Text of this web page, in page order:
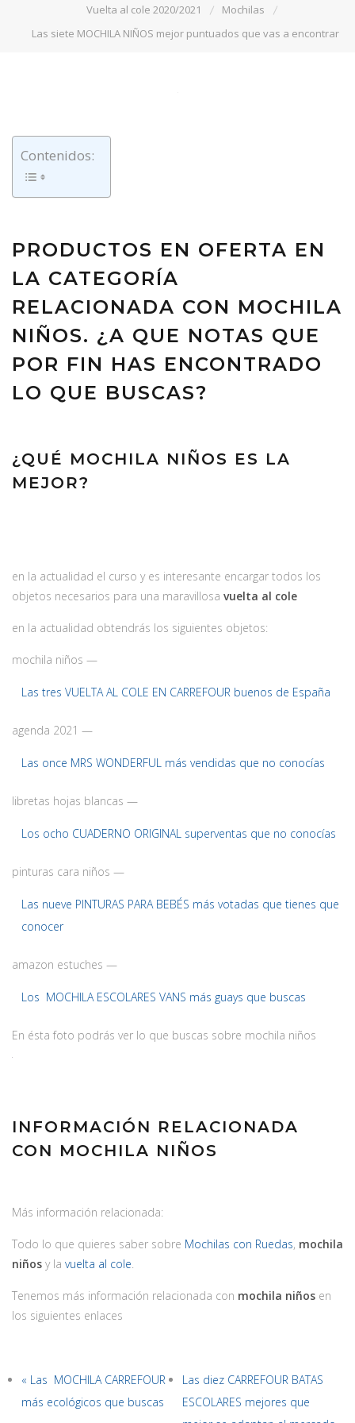
Vuelta al cole 2020/2021
Mochilas
Las siete MOCHILA NIÑOS mejor puntuados que vas a encontrar
Contenidos:
PRODUCTOS EN OFERTA EN
LA CATEGORÍA
RELACIONADA CON MOCHILA
NIÑOS. ¿A QUE NOTAS QUE
POR FIN HAS ENCONTRADO
LO QUE BUSCAS?
¿QUÉ MOCHILA NIÑOS ES LA
MEJOR?
en la actualidad el curso y es interesante encargar todos los
objetos necesarios para una maravillosa vuelta al cole
en la actualidad obtendrás los siguientes objetos:
mochila niños —
Las tres VUELTA AL COLE EN CARREFOUR buenos de España
agenda 2021 —
Las once MRS WONDERFUL más vendidas que no conocías
libretas hojas blancas —
Los ocho CUADERNO ORIGINAL superventas que no conocías
pinturas cara niños —
Las nueve PINTURAS PARA BEBÉS más votadas que tienes que
conocer
amazon estuches —
Los MOCHILA ESCOLARES VANS más guays que buscas
En ésta foto podrás ver lo que buscas sobre mochila niños
INFORMACIÓN RELACIONADA
CON MOCHILA NIÑOS
Más información relacionada:
Todo lo que quieres saber sobre Mochilas con Ruedas, mochila
niños y la vuelta al cole.
Tenemos más información relacionada con mochila niños en
los siguientes enlaces
« Las MOCHILA CARREFOUR
más ecológicos que buscas
Las diez CARREFOUR BATAS
ESCOLARES mejores que